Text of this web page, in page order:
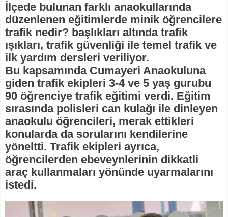
İlçede bulunan farklı anaokullarında
düzenlenen eğitimlerde minik öğrencilere
trafik nedir? başlıkları altında trafik
ışıkları, trafik güvenliği ile temel trafik ve
ilk yardım dersleri veriliyor.
Bu kapsamında Cumayeri Anaokuluna
giden trafik ekipleri 3-4 ve 5 yaş gurubu
90 öğrenciye trafik eğitimi verdi. Eğitim
sırasında polisleri can kulağı ile dinleyen
anaokulu öğrencileri, merak ettikleri
konularda da sorularını kendilerine
yöneltti. Trafik ekipleri ayrıca,
öğrencilerden ebeveynlerinin dikkatli
araç kullanmaları yönünde uyarmalarını
istedi.